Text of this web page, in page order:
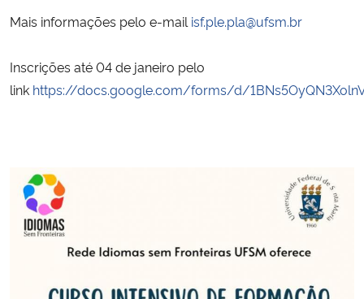
Mais informações pelo e-mail isf.ple.pla@ufsm.br
Inscrições até 04 de janeiro pelo
link https://docs.google.com/forms/d/